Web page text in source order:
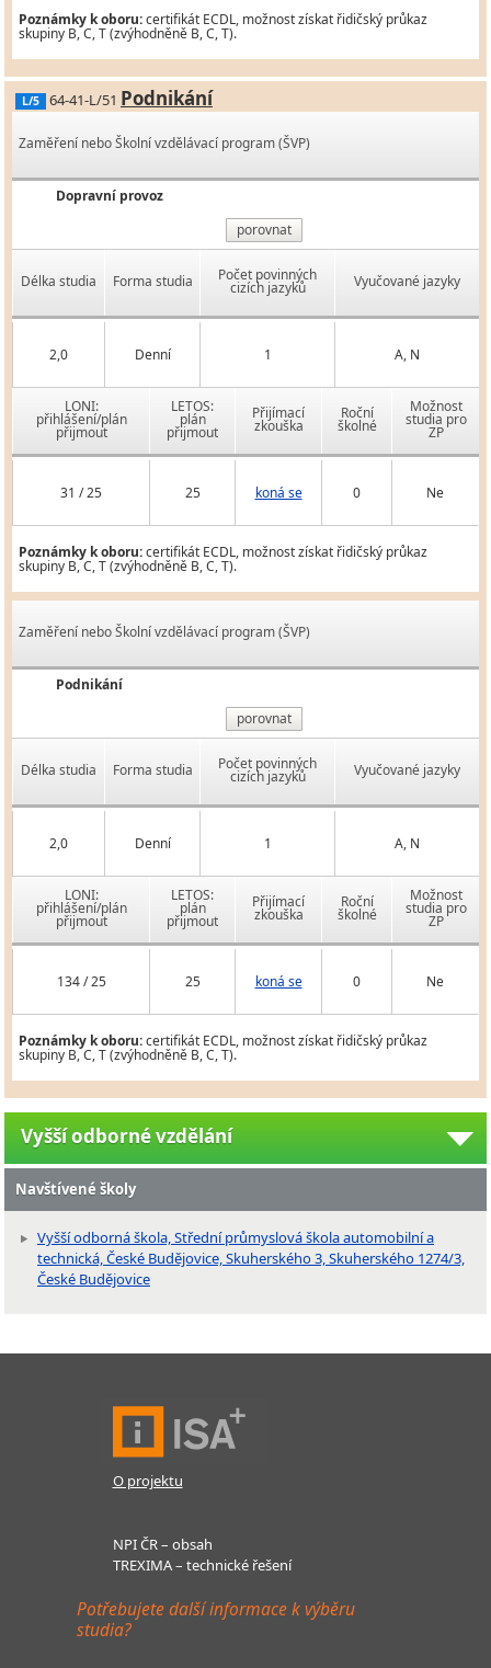
Poznámky k oboru:certifikát ECDL, možnost získat řidičský průkaz
skupiny B, C, T (zvýhodněně B, C, T).
L/5 64-41-L/51 Podnikání
Zaměření nebo Školní vzdělávací program (ŠVP)
Dopravní provoz
porovnat
Délka studia Forma studia Počet povinných
cizích jazyků Vyučované jazyky
2,0 Denní 1 A, N
LONI:
přihlášení/plán
přijmout
LETOS:
plán
přijmout
Přijímací
zkouška
Roční
školné
Možnost
studia pro
ZP
31 / 25 25 koná se 0 Ne
Poznámky k oboru:certifikát ECDL, možnost získat řidičský průkaz
skupiny B, C, T (zvýhodněně B, C, T).
Zaměření nebo Školní vzdělávací program (ŠVP)
Podnikání
porovnat
Délka studia Forma studia Počet povinných
cizích jazyků Vyučované jazyky
2,0 Denní 1 A, N
LONI:
přihlášení/plán
přijmout
LETOS:
plán
přijmout
Přijímací
zkouška
Roční
školné
Možnost
studia pro
ZP
134 / 25 25 koná se 0 Ne
Poznámky k oboru:certifikát ECDL, možnost získat řidičský průkaz
skupiny B, C, T (zvýhodněně B, C, T).
Vyšší odborné vzdělání
Navštívené školy
Vyšší odborná škola, Střední průmyslová škola automobilní a
technická, České Budějovice, Skuherského 3, Skuherského 1274/3,
České Budějovice
O projektu
NPI ČR – obsah
TREXIMA – technické řešení
Potřebujete další informace k výběru
studia?